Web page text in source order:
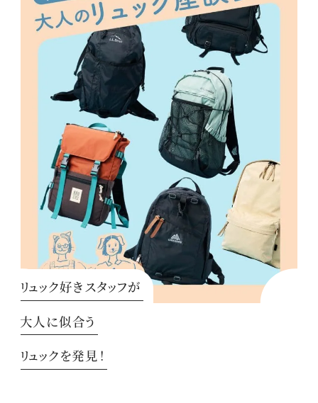
リュック好きスタッフが
大人に似合う
リュックを発見！